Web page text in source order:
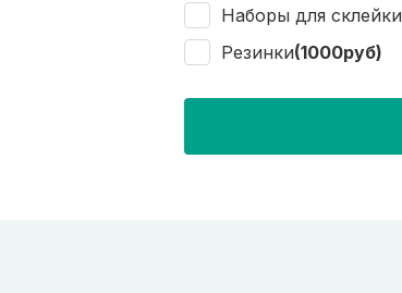
Наборы для склейки
Резинки(1000руб)